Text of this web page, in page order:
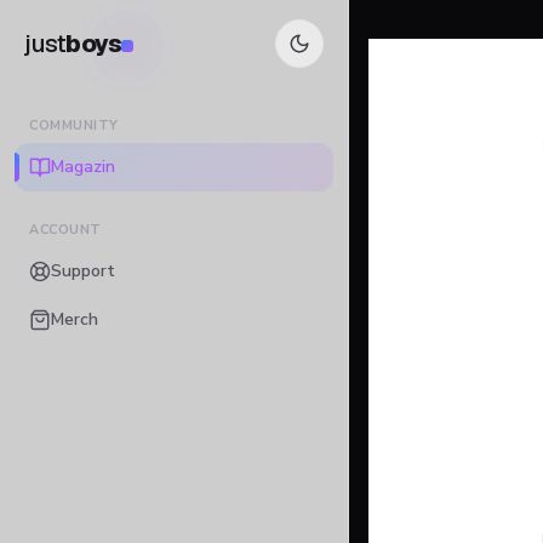
justboys
COMMUNITY
Magazin
ACCOUNT
Support
Merch